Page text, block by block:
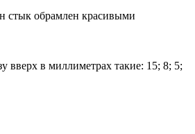
стык обрамлен красивыми
вверх в миллиметрах такие: 15; 8; 5;